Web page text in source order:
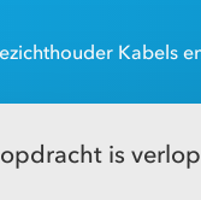
Kabels
is